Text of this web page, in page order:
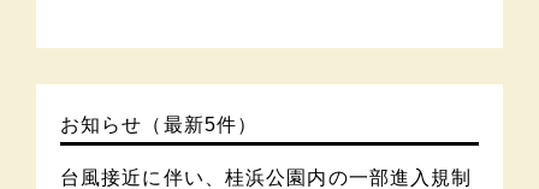
お知らせ（最新5件）
台風接近に伴い、桂浜公園内の一部進入規制